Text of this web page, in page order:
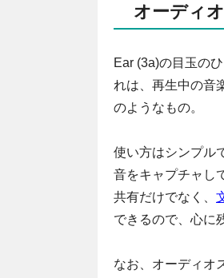
オーディ
Ear (3a)の目玉の
れは、再生中の音
のようなもの。
使い方はシンプル
音をキャプチャし
共有だけでなく、
できるので、心に
なお、オーディオ